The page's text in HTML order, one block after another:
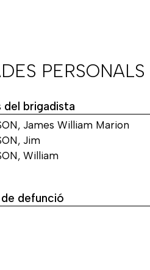
PERSONALS
del brigadista
James William Marion
Jim
William
defunció